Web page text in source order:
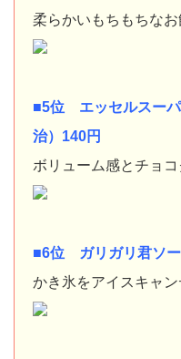
柔らかいもちもちな
■5位 エッセルスーパ
治）140円
ボリューム感とチョコ
■6位 ガリガリ君ソー
かき氷をアイスキャ